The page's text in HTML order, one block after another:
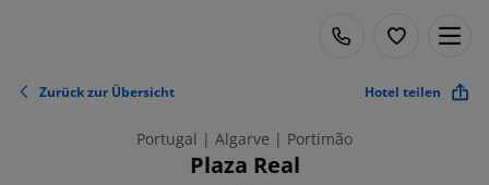
Zurück zur Übersicht Hotel teilen
Portugal | Algarve | Portimão
Plaza Real